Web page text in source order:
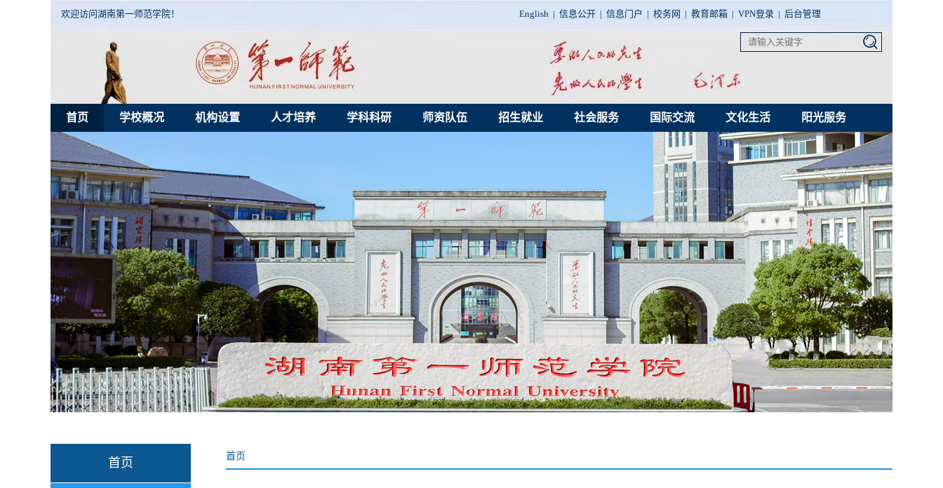
欢迎访问湖南第一师范学院！ English | 信息公开 | 信息门户 | 校务网 | 教育邮箱 | VPN登录 | 后台管理
首页 学校概况 机构设置 人才培养 学科科研 师资队伍 招生就业 社会服务 国际交流 文化生活 阳光服务
首页 首页